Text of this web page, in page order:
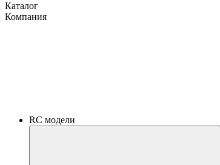
Каталог
Компания
RC модели